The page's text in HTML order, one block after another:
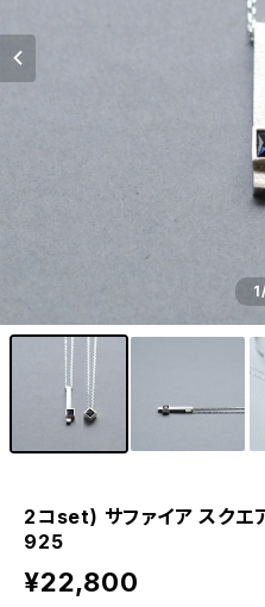
1
2コset) サファイア スクエ
925
¥22,800